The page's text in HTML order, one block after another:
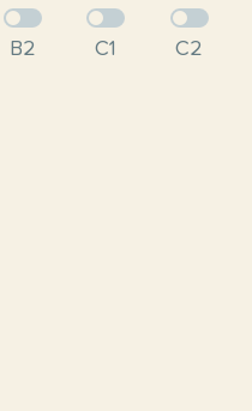
B2 C1 C2